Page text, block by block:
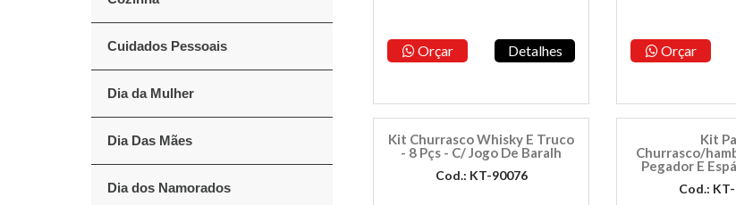
Cuidados Pessoais
Dia da Mulher
Dia Das Mães
Dia dos Namorados
Orçar Detalhes Orçar
Kit Churrasco Whisky E Truco
- 8 Pçs - C/ Jogo De Baralh
Cod.: KT-90076
Kit
Churrasco/
Pegador E
Cod.: